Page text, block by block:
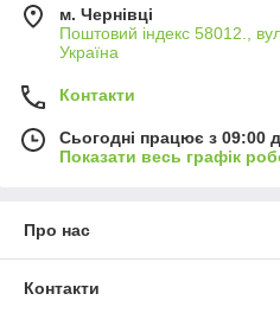
м. Чернівці
Поштовий індекс 58012.,
Україна
Контакти
Сьогодні працює з 09:00
Показати весь графік
Про нас
Контакти